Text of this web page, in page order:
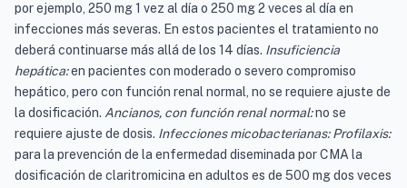
por ejemplo, 250 mg 1 vez al día o 250 mg 2 veces al día en
infecciones más severas. En estos pacientes el tratamiento no
deberá continuarse más allá de los 14 días. Insuficiencia
hepática:en pacientes con moderado o severo compromiso
hepático, pero con función renal normal, no se requiere ajuste de
la dosificación. Ancianos, con función renal normal:no se
requiere ajuste de dosis. Infecciones micobacterianas: Profilaxis:
para la prevención de la enfermedad diseminada por CMA la
dosificación de claritromicina en adultos es de 500 mg dos veces